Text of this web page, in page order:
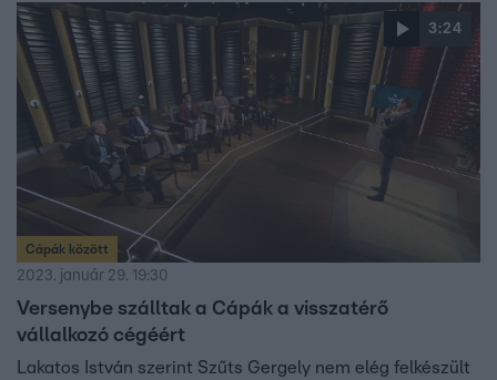
3:24
Cápák között
2023. január 29. 19:30
Versenybe szálltak a Cápák a visszatérő
vállalkozó cégéért
Lakatos István szerint Szűts Gergely nem elég felkészült